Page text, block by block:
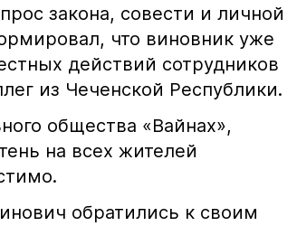
закона, совести и личной
что виновник уже
действий сотрудников
из Чеченской Республики.
общества «Вайнах»,
на всех жителей
обратились к своим